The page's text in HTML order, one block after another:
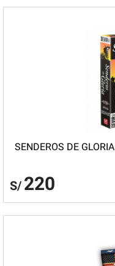
SENDEROS DE GLORIA
S/ 220